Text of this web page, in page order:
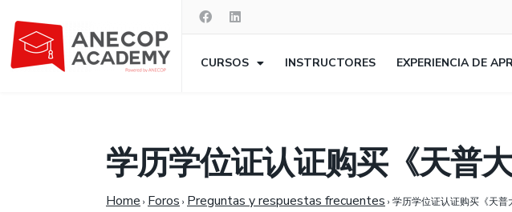
CURSOS INSTRUCTORES EXPERIENCIA DE
学历学位证认证购买《天普
Home › Foros › Preguntas y respuestas frecuentes › 学历学位证认证购买《天